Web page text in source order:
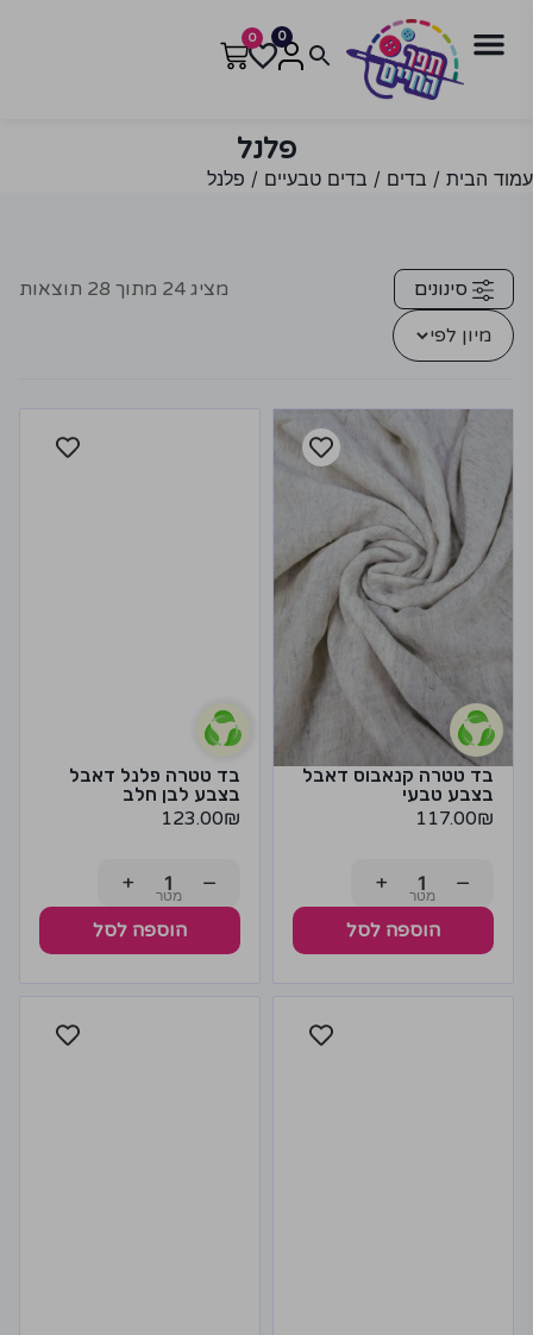
0
0
פלנל
עמוד הבית / בדים / בדים טבעיים / פלנל
סינונים מציג 24 מתוך 28 תוצאות
מיון לפי
בד טטרה קנאבוס דאבל
בצבע טבעי
117.00₪
−
+
הוספה לסל
בד טטרה פלנל דאבל
בצבע לבן חלב
123.00₪
−
+
הוספה לסל